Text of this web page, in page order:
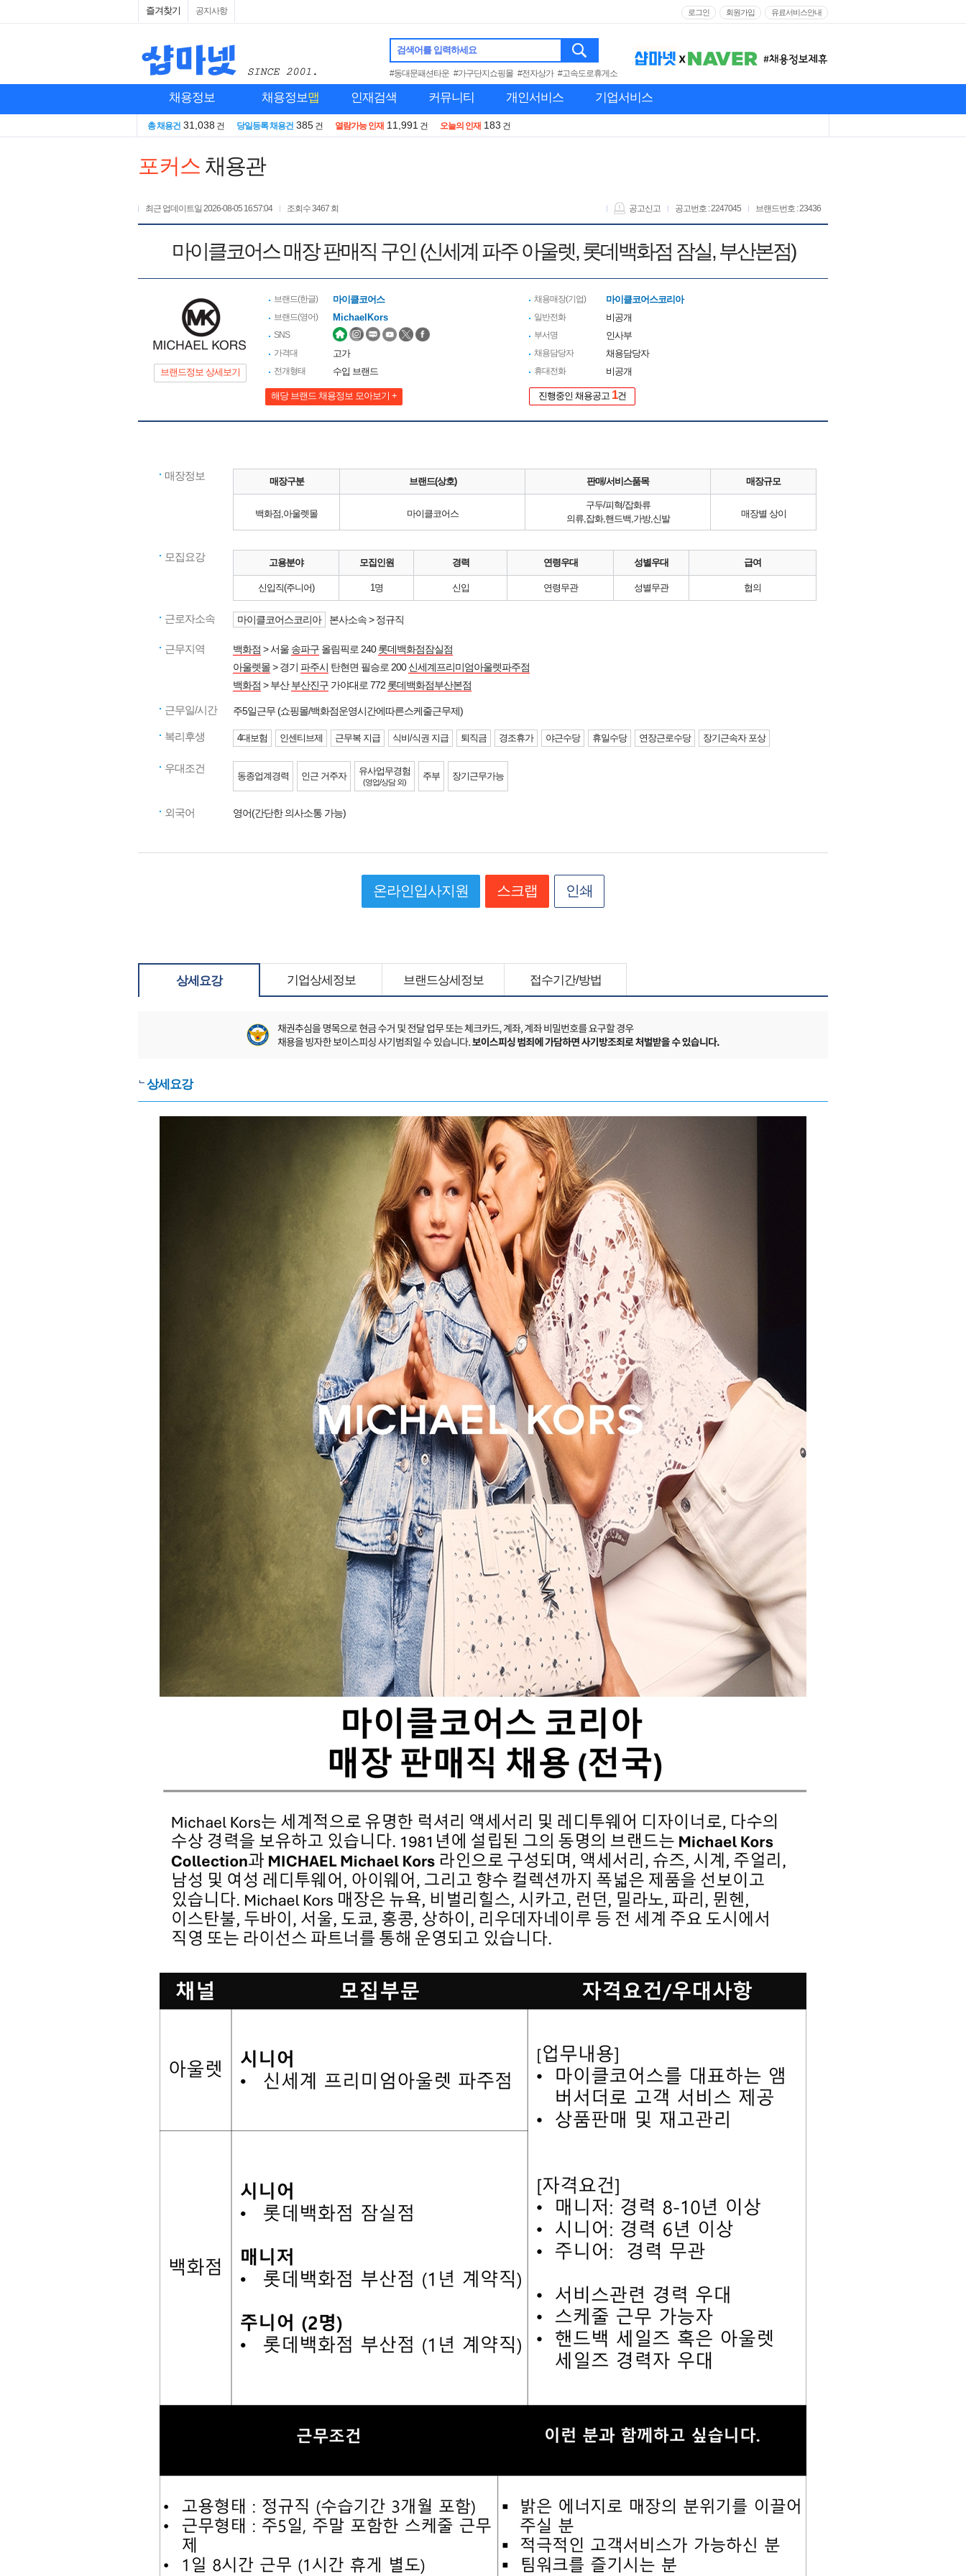
즐겨찾기 공지사항 로그인 회원가입 유료서비스안내
검색어를 입력하세요
#동대문패션타운 #가구단지쇼핑몰 #전자상가 #고속도로휴게소
채용정보 채용정보맵 인재검색 커뮤니티 개인서비스 기업서비스
총 채용건 31,038 건 당일등록 채용건 385 건 열람가능 인재 11,991 건 오늘의 인재 183 건
포커스 채용관
최근 업데이트일 2026-08-05 16:57:04 조회수3467 회 브랜드번호 : 23436
공고번호 : 2247045
공고신고
마이클코어스 매장 판매직 구인 (신세계 파주 아울렛, 롯데백화점 잠실, 부산본점)
브랜드정보 상세보기
브랜드(한글) 마이클코어스
브랜드(영어) MichaelKors
SNS
가격대
고가
전개형태 수입 브랜드
해당 브랜드 채용정보 모아보기 +
채용매장(기업) 마이클코어스코리아
일반전화 비공개
부서명 인사부
채용담당자 채용담당자
휴대전화 비공개
진행중인 채용공고 1건
매장정보 매장구분 브랜드(상호) 판매/서비스품목 매장규모
백화점,아울렛몰 마이클코어스
구두/피혁/잡화류
의류,잡화,핸드백,가방,신발
매장별 상이
모집요강 고용분야 모집인원 경력 연령우대 성별우대 급여
신입직(주니어) 1명 신입 연령무관 성별무관 협의
근로자소속 마이클코어스코리아 본사소속 > 정규직
근무지역 백화점 > 서울 송파구 올림픽로 240롯데백화점잠실점
아울렛몰> 경기 파주시 탄현면 필승로 200신세계프리미엄아울렛파주점
백화점 > 부산부산진구 가야대로 772 롯데백화점부산본점
근무일/시간 주5일근무 (쇼핑몰/백화점운영시간에따른스케줄근무제)
복리후생 4대보험 인센티브제 근무복 지급 식비/식권 지급 퇴직금 경조휴가 야근수당 휴일수당 연장근로수당 장기근속자 포상
우대조건
동종업계경력 인근 거주자 유사업무경험
(영업/상담 외)
주부 장기근무가능
외국어 영어(간단한 의사소통 가능)
온라인입사지원 스크랩 인쇄
상세요강 기업상세정보 브랜드상세정보 접수기간/방법
상세요강